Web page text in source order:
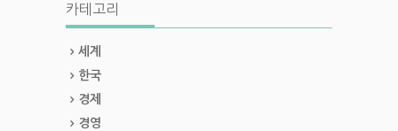
카테고리
세계
한국
경제
경영